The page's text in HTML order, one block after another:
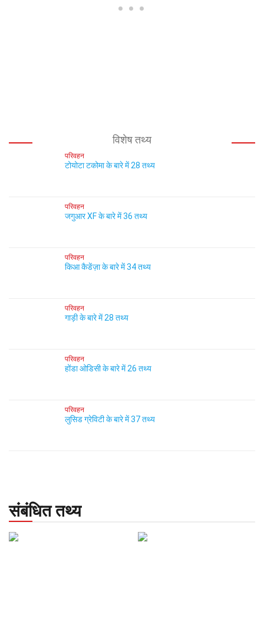
विशेष तथ्य
परिवहन
टोयोटा टकोमा के बारे में 28 तथ्य
परिवहन
जगुआर XF के बारे में 36 तथ्य
परिवहन
किआ कैडेंज़ा के बारे में 34 तथ्य
परिवहन
गाड़ी के बारे में 28 तथ्य
परिवहन
होंडा ओडिसी के बारे में 26 तथ्य
परिवहन
लुसिड ग्रेविटी के बारे में 37 तथ्य
संबंधित तथ्य